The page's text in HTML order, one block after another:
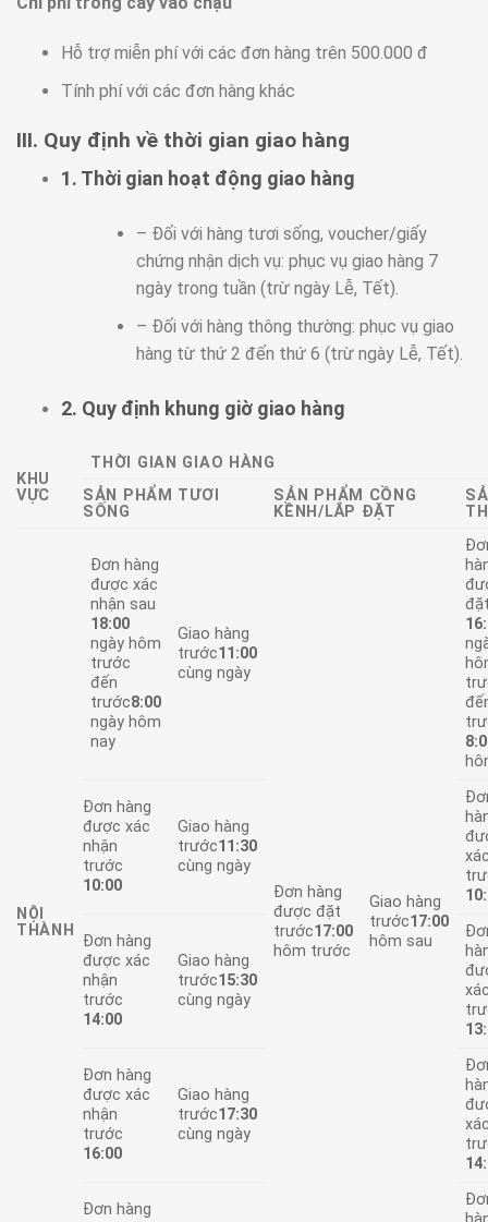
Hỗ trợ miễn phí với các đơn hàng trên 500.000 đ
Tính phí với các đơn hàng khác
III. Quy định về thời gian giao hàng
1. Thời gian hoạt động giao hàng
– Đối với hàng tươi sống, voucher/giấy
chứng nhận dịch vụ: phục vụ giao hàng 7
ngày trong tuần (trừ ngày Lễ, Tết).
– Đối với hàng thông thường: phục vụ giao
hàng từ thứ 2 đến thứ 6 (trừ ngày Lễ, Tết).
2. Quy định khung giờ giao hàng
KHU
VỰC
THỜI GIAN GIAO HÀNG
SẢN PHẨM TƯƠI
SỐNG
SẢN PHẨM CỒNG
KỀNH/LẮP ĐẶT
NỘI
THÀNH
Đơn hàng
được xác
nhận sau
18:00
ngày hôm
trước
đến
trước8:00
ngày hôm
nay
Giao hàng
trước11:00
cùng ngày
Đơn hàng
được đặt
trước17:00
hôm trước
Giao hàng
trước17:00
hôm sau
Đơn hàng
được xác
nhận
trước
10:00
Giao hàng
trước11:30
cùng ngày
Đơn hàng
được xác
nhận
trước
14:00
Giao hàng
trước15:30
cùng ngày
Đơn hàng
được xác
nhận
trước
16:00
Giao hàng
trước17:30
cùng ngày
Đơn hàng